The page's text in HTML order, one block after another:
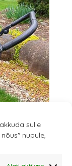
sulle
nupule,